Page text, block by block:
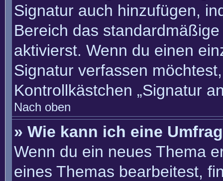
Signatur auch hinzufügen,
Bereich das
aktivierst. Wenn du einen
Signatur verfassen
Kontrollkästchen „Signatur
Nach oben
» Wie kann ich eine
Wenn du ein neues Thema
eines Themas bearbeitest,